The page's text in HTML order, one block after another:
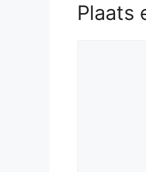
Plaats